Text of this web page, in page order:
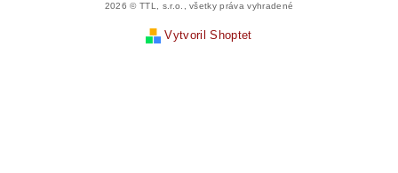
2026 © TTL, s.r.o., všetky práva vyhradené
Vytvoril Shoptet